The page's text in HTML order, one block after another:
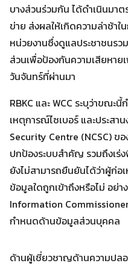
Search
for:
บางส่วนร่วมกัน ได้ดำเนินมา
ข่าย ส่งผลให้เกิดความล่าช้าใ
หน่วยงานซึ่งดูแลประชาชนร
ส่วนเพื่อป้องกันความเสียหา
วันจันทร์ที่ผ่านมา
RBKC และ WCC ระบุว่าขณ
เหตุการณ์ไซเบอร์ และประส
Security Centre (NCSC) ข
ปกป้องระบบสำคัญ รวมถึงเร่
ยังไม่สามารถยืนยันได้ว่าผู้ก่อ
ข้อมูลใดถูกเข้าถึงหรือไม่ อย่า
Information
กำหนดด้านข้อมูลส่วนบุคคล
ด้านผู้เชี่ยวชาญด้านความปล